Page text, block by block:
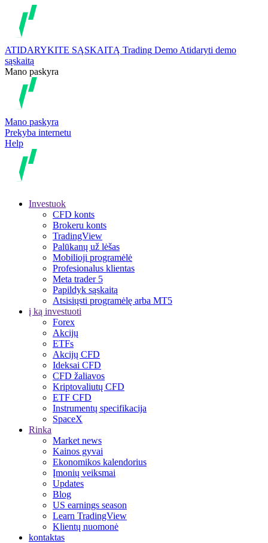
ATIDARYKITE SĄSKAITĄ Trading Demo Atidaryti demo
sąskaitą
Mano paskyra
Mano paskyra
Prekyba internetu
Help
Investuok
CFD konts
Brokeru konts
TradingView
Palūkanų už lėšas
Mobilioji programėlė
Profesionalus klientas
Meta trader 5
Papildyk sąskaitą
Atsisiųsti programėlę arba MT5
į ką investuoti
Forex
Akcijų
ETFs
Akcijų CFD
Ideksai CFD
CFD žaliavos
Kriptovaliutų CFD
ETF CFD
Instrumentų specifikacija
SpaceX
Rinka
Market news
Kainos gyvai
Ekonomikos kalendorius
Įmonių veiksmai
Updates
Blog
US earnings season
Learn TradingView
Klientų nuomonė
kontaktas